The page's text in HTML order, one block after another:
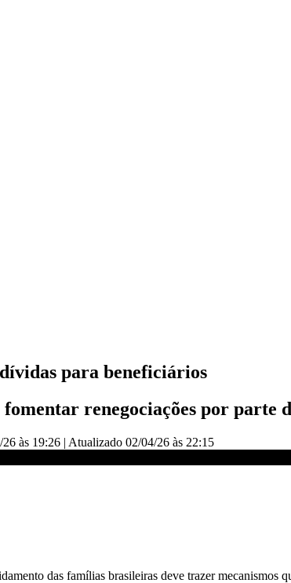
para beneficiários
renegociações por parte
às 19:26 | Atualizado 02/04/26 às 22:15
das famílias brasileiras deve trazer mecanismos